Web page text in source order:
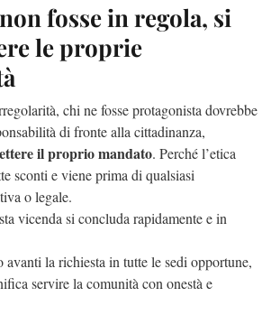
fosse in regola, si
le proprie
chi ne fosse protagonista dovrebbe
di fronte alla cittadinanza,
il proprio mandato. Perché l’etica
sconti e viene prima di qualsiasi
o legale.
vicenda si concluda rapidamente e in
avanti la richiesta in tutte le sedi opportune,
servire la comunità con onestà e